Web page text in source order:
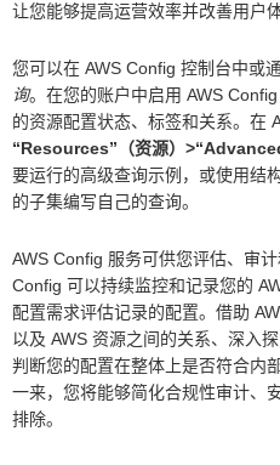
让您能够提高运营效率并改善用户体
您可以在 AWS Config 控制台中或
询。在您的账户中启用 AWS
的资源配置状态、标签和关系。在
“Resources”（资源）
要运行的高级查询示例，或使用结
的子集编写自己的查询。
AWS Config 服务可供您评估、审
Config 可以持续监控和记录您的
配置需求评估记录的配置。借助
以及 AWS 资源之间的关系、深入
判断您的配置在整体上是否符合内
一来，您将能够简化合规性审计、
排除。